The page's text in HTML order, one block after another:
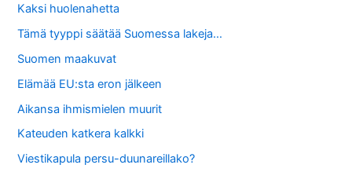
Kaksi huolenahetta
Tämä tyyppi säätää Suomessa lakeja…
Suomen maakuvat
Elämää EU:sta eron jälkeen
Aikansa ihmismielen muurit
Kateuden katkera kalkki
Viestikapula persu-duunareillako?